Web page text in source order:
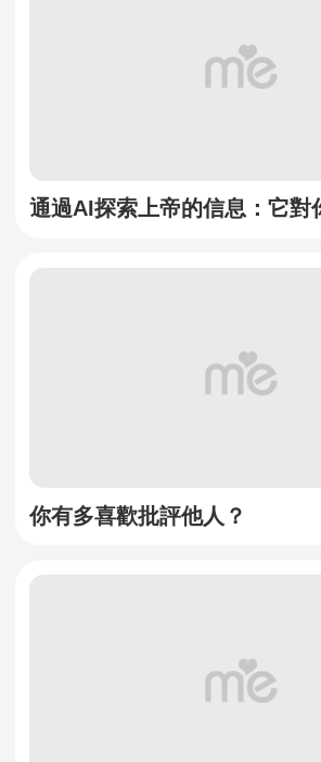
通過AI探索上帝的信息：它對
你有多喜歡批評他人？